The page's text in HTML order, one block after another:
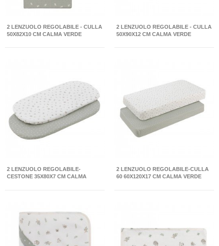
2 LENZUOLO REGOLABILE - CULLA
50X82X10 CM CALMA VERDE
2 LENZUOLO REGOLABILE - CULLA
50X90X12 CM CALMA VERDE
2 LENZUOLO REGOLABILE-
CESTONE 35X80X7 CM CALMA
2 LENZUOLO REGOLABILE-CULLA
60 60X120X17 CM CALMA VERDE